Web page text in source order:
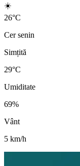
☀️
26°C
Cer senin
Simțită
29°C
Umiditate
69%
Vânt
5 km/h